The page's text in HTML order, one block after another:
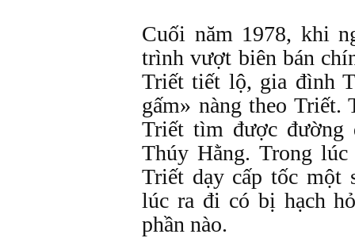
Cuối năm 1978, khi
trình vượt biên bán
Triết tiết lộ, gia đình
gấm» nàng theo Triết.
Triết tìm được đường
Thúy Hằng. Trong
Triết dạy cấp tốc một
lúc ra đi có bị hạch
phần nào.